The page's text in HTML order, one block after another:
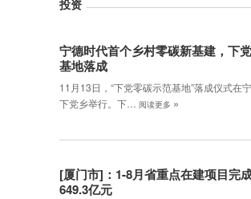
投资
宁德时代首个乡村零碳新基建，下
基地落成
11月13日，“下党零碳示范基地”落成仪式在
下党乡举行。下…
阅读更多 »
[厦门市]：1-8月省重点在建项目完
649.3亿元